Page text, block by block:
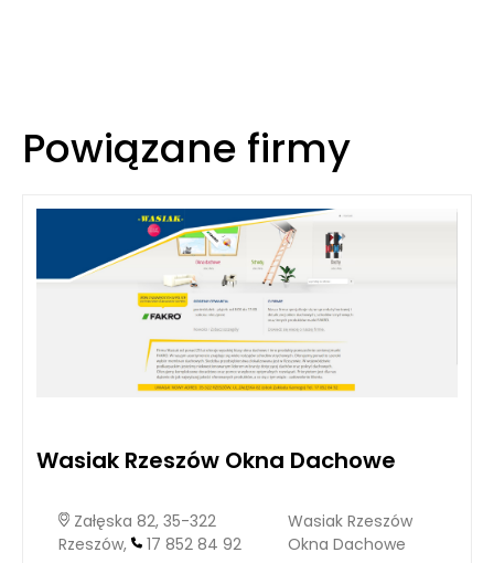
Powiązane firmy
Wasiak Rzeszów Okna Dachowe
Załęska 82, 35-322
Rzeszów,
17 852 84 92
Wasiak Rzeszów
Okna Dachowe